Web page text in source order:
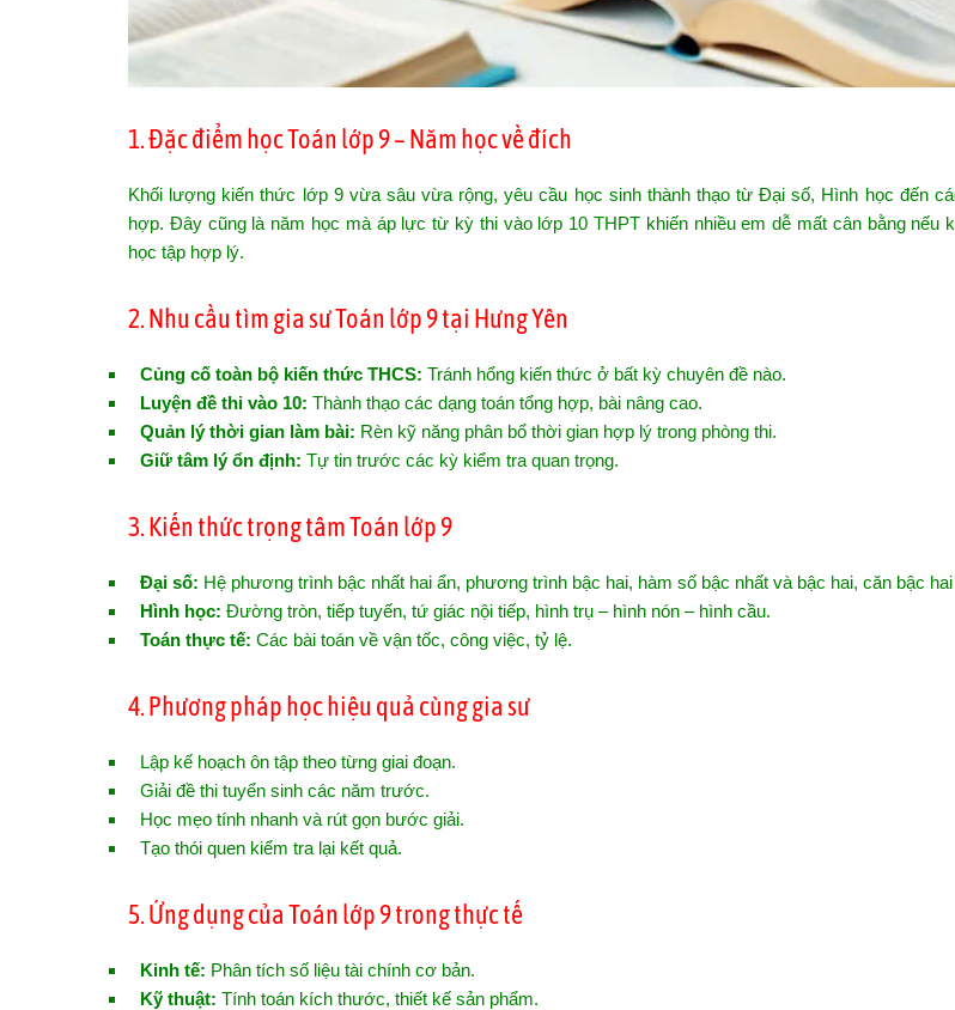
1. Đặc điểm học Toán lớp 9 – Năm học về đích
Khối lượng kiến thức lớp 9 vừa sâu vừa rộng, yêu cầu học sinh thành thạo từ Đại số, Hình học đến
hợp. Đây cũng là năm học mà áp lực từ kỳ thi vào lớp 10 THPT khiến nhiều em dễ mất cân bằng nếu
học tập hợp lý.
2. Nhu cầu tìm gia sư Toán lớp 9 tại Hưng Yên
Củng cố toàn bộ kiến thức THCS: Tránh hổng kiến thức ở bất kỳ chuyên đề nào.
Luyện đề thi vào 10: Thành thạo các dạng toán tổng hợp, bài nâng cao.
Quản lý thời gian làm bài: Rèn kỹ năng phân bổ thời gian hợp lý trong phòng thi.
Giữ tâm lý ổn định: Tự tin trước các kỳ kiểm tra quan trọng.
3. Kiến thức trọng tâm Toán lớp 9
Đại số: Hệ phương trình bậc nhất hai ẩn, phương trình bậc hai, hàm số bậc nhất và bậc hai, căn bậc
Hình học: Đường tròn, tiếp tuyến, tứ giác nội tiếp, hình trụ – hình nón – hình cầu.
Toán thực tế: Các bài toán về vận tốc, công việc, tỷ lệ.
4. Phương pháp học hiệu quả cùng gia sư
Lập kế hoạch ôn tập theo từng giai đoạn.
Giải đề thi tuyển sinh các năm trước.
Học mẹo tính nhanh và rút gọn bước giải.
Tạo thói quen kiểm tra lại kết quả.
5. Ứng dụng của Toán lớp 9 trong thực tế
Kinh tế: Phân tích số liệu tài chính cơ bản.
Kỹ thuật: Tính toán kích thước, thiết kế sản phẩm.